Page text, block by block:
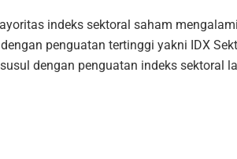
indeks sektoral saham mengalami
penguatan tertinggi yakni IDX
dengan penguatan indeks sektoral